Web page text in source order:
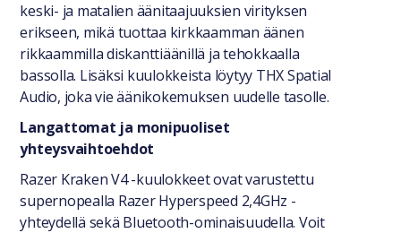
keski- ja matalien äänitaajuuksien virityksen
erikseen, mikä tuottaa kirkkaamman äänen
rikkaammilla diskanttiäänillä ja tehokkaalla
bassolla. Lisäksi kuulokkeista löytyy THX Spatial
Audio, joka vie äänikokemuksen uudelle tasolle.
Langattomat ja monipuoliset
yhteysvaihtoehdot
Razer Kraken V4 -kuulokkeet ovat varustettu
supernopealla Razer Hyperspeed 2,4GHz -
yhteydellä sekä Bluetooth-ominaisuudella. Voit